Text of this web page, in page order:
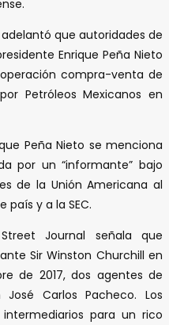
adelantó que autoridades de
Enrique Peña Nieto
compra-venta de
Petróleos Mexicanos en
Peña Nieto se menciona
por un “informante” bajo
de la Unión Americana al
y a la SEC.
Journal señala que
Sir Winston Churchill en
de 2017, dos agentes de
Carlos Pacheco. Los
para un rico